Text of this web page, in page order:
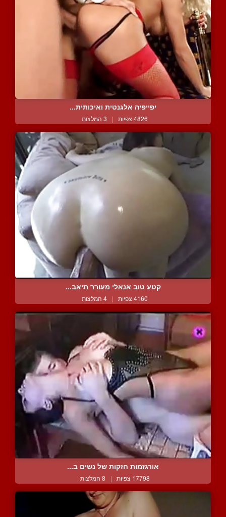
יפייפיה אלגנטית ואיכותית...
4826 צפיות | 3 המלצות
קטע טוב אנאלי מעורר תיאב...
4160 צפיות | 4 המלצות
אורגזמות חזקות של נשים ב...
17798 צפיות | 8 המלצות